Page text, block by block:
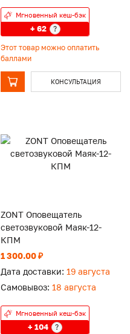
Мгновенный кеш-бэк
+ 62 ?
Этот товар можно оплатить
баллами
КОНСУЛЬТАЦИЯ
ZONT Оповещатель
светозвуковой Маяк-12-
КПМ
1 300.00 ₽
Дата доставки: 19 августа
Самовывоз: 18 августа
Мгновенный кеш-бэк
+ 104 ?